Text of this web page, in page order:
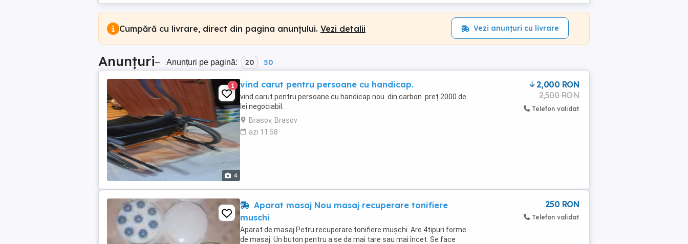
Cumpără cu livrare, direct din pagina anunțului. Vezi detalii Vezi anunțuri cu livrare
Anunțuri– Anunțuri pe pagină: 20 50
4
1 vind carut pentru persoane cu handicap.
vind carut pentru persoane cu handicap nou. din carbon. preț 2000 de
lei negociabil.
Brasov, Brasov
azi 11:58
2,000 RON
2,500 RON
Telefon validat
Aparat masaj Nou masaj recuperare tonifiere
muschi
Aparat de masaj Petru recuperare tonifiere mușchi. Are 4tipuri forme
de masaj. Un buton pentru a se da mai tare sau mai încet. Se face
250 RON
Telefon validat